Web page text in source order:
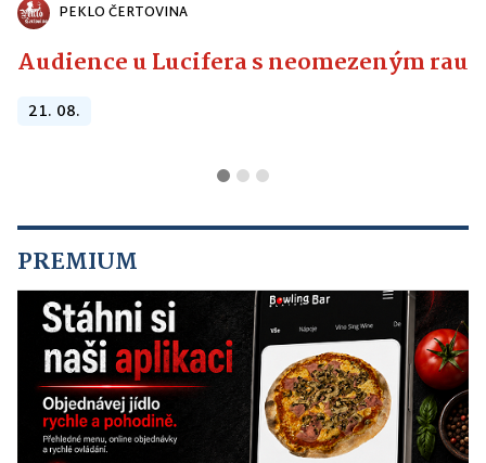
PEKLO ČERTOVINA
Audience u Lucifera s neomezeným
21. 08.
PREMIUM